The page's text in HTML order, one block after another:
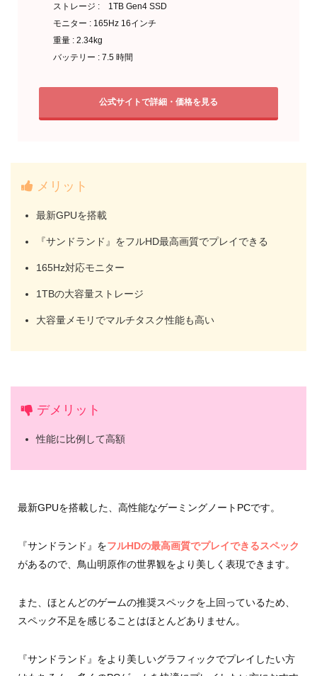
ストレージ : 1TB Gen4 SSD
モニター : 165Hz 16インチ
重量 : 2.34kg
バッテリー : 7.5 時間
公式サイトで詳細・価格を見る
メリット
最新GPUを搭載
『サンドランド』をフルHD最高画質でプレイできる
165Hz対応モニター
1TBの大容量ストレージ
大容量メモリでマルチタスク性能も高い
デメリット
性能に比例して高額
最新GPUを搭載した、高性能なゲーミングノートPCです。
『サンドランド』をフルHDの最高画質でプレイできるスペック
があるので、鳥山明原作の世界観をより美しく表現できます。
また、ほとんどのゲームの推奨スペックを上回っているため、
スペック不足を感じることはほとんどありません。
『サンドランド』をより美しいグラフィックでプレイしたい方